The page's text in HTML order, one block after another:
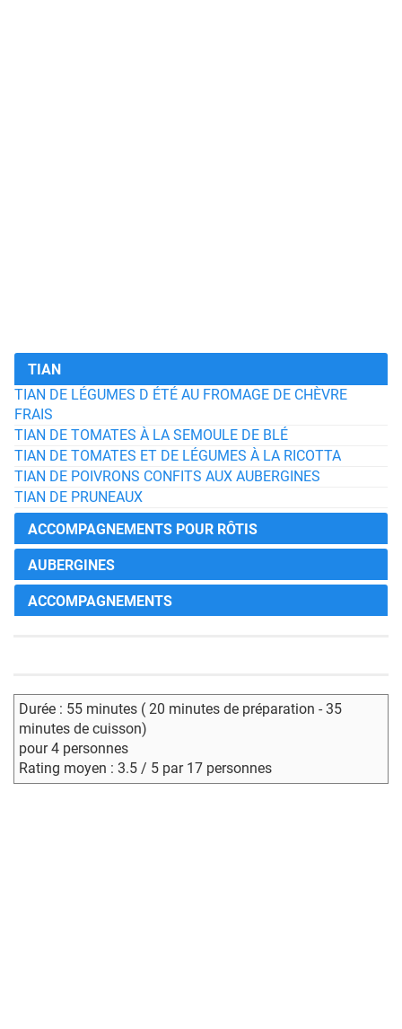
TIAN
TIAN DE LÉGUMES D ÉTÉ AU FROMAGE DE CHÈVRE
FRAIS
TIAN DE TOMATES À LA SEMOULE DE BLÉ
TIAN DE TOMATES ET DE LÉGUMES À LA RICOTTA
TIAN DE POIVRONS CONFITS AUX AUBERGINES
TIAN DE PRUNEAUX
ACCOMPAGNEMENTS POUR RÔTIS
AUBERGINES
ACCOMPAGNEMENTS
Durée : 55 minutes ( 20 minutes de préparation - 35
minutes de cuisson)
pour 4 personnes
Rating moyen : 3.5 / 5 par 17 personnes